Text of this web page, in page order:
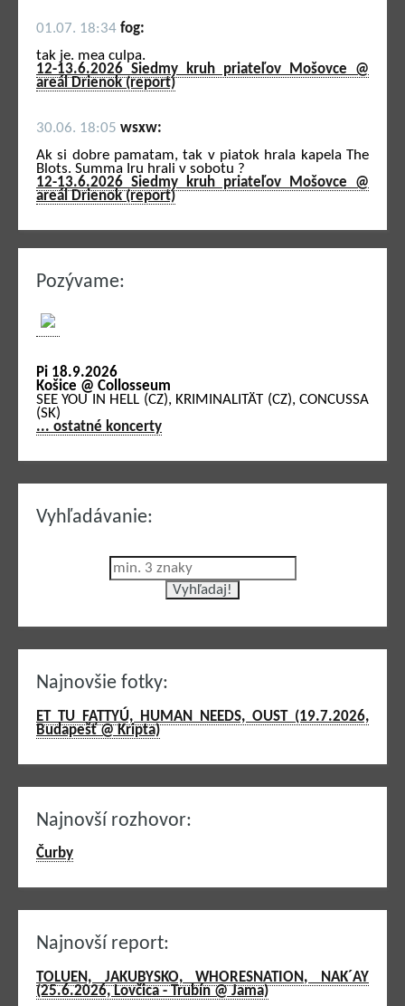
01.07. 18:34 fog:
tak je. mea culpa.
12-13.6.2026 Siedmy kruh priateľov Mošovce @
areál Drienok (report)
30.06. 18:05 wsxw:
Ak si dobre pamatam, tak v piatok hrala kapela The
Blots. Summa Iru hrali v sobotu ?
12-13.6.2026 Siedmy kruh priateľov Mošovce @
areál Drienok (report)
Pozývame:
Pi 18.9.2026
Košice @ Collosseum
SEE YOU IN HELL (CZ), KRIMINALITÄT (CZ), CONCUSSA
(SK)
... ostatné koncerty
Vyhľadávanie:
Najnovšie fotky:
ET TU FATTYÚ, HUMAN NEEDS, OUST (19.7.2026,
Budapešť @ Kripta)
Najnovší rozhovor:
Čurby
Najnovší report:
TOLUEN, JAKUBYSKO, WHORESNATION, NAK´AY
(25.6.2026, Lovčica - Trubín @ Jama)